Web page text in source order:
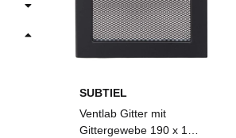
SUBTIEL
Ventlab Gitter mit
Gittergewebe 190 x 170